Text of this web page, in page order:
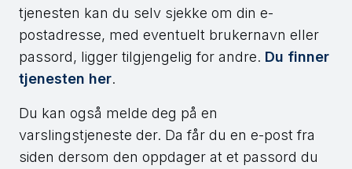
tjenesten kan du selv sjekke om din e-
postadresse, med eventuelt brukernavn eller
passord, ligger tilgjengelig for andre. Du finner
tjenesten her.
Du kan også melde deg på en
varslingstjeneste der. Da får du en e-post fra
siden dersom den oppdager at et passord du